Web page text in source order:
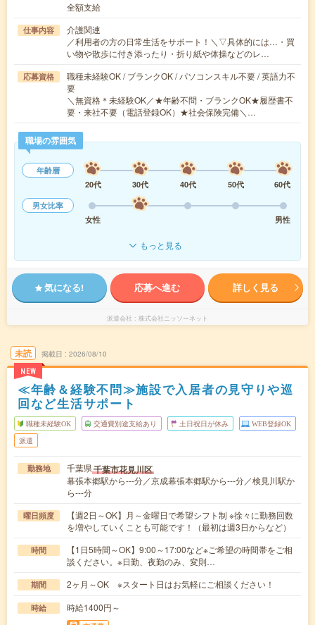
全額支給
仕事内容
介護関連
／利用者の方の日常生活をサポート！＼▽具体的には…・買
い物や散歩に付き添ったり・折り紙や体操などのレ…
応募資格
職種未経験OK / ブランクOK / パソコンスキル不要 / 英語力不
要
＼無資格＊未経験OK／★年齢不問・ブランクOK★履歴書不
要・来社不要（電話登録OK）★社会保険完備＼…
職場の雰囲気
年齢層
20代
30代 40代 50代
60代
男女比率
女性
男性
もっと見る
気になる! 応募へ進む 詳しく見る
派遣会社 株式会社ニッソーネット
未読
NEW
掲載日 2026/08/10
≪年齢＆経験不問≫施設で入居者の見守りや巡
回など生活サポート
職種未経験OK 交通費別途支給あり 土日祝日が休み WEB登録OK
派遣
勤務地 千葉県千葉市花見川区
幕張本郷駅から---分／京成幕張本郷駅から---分／検見川駅か
ら---分
曜日頻度
【週2日～OK】月～金曜日で希望シフト制 ※徐々に勤務回数
を増やしていくことも可能です！（最初は週3日からなど）
時間
【1日5時間～OK】9:00～17:00など※ご希望の時間帯をご相
談ください。※日勤、夜勤のみ、変則…
期間 2ヶ月～OK ※スタート日はお気軽にご相談ください！
時給 時給1400円～